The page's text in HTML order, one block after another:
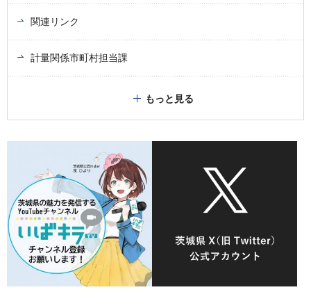
関連リンク
計量関係市町村担当課
もっと見る